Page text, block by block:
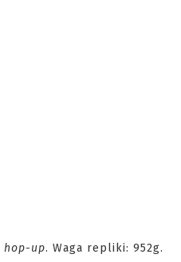
hop-up. Waga repliki: 952g.